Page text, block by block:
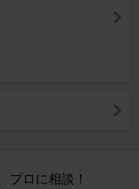
プロに相談！